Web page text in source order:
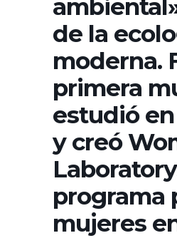
de la
moderna.
primera
estudió
y creó
programa
mujeres